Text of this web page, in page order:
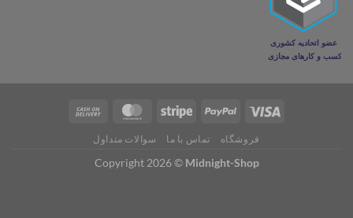
فروشگاه تماس با ما سوالات متداول
Copyright 2026 © Midnight-Shop